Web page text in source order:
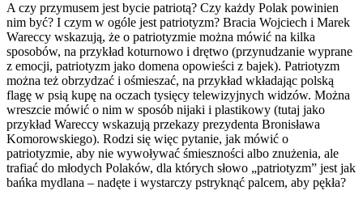
A czy przymusem jest bycie patriotą? Czy każdy Polak powinien
nim być? I czym w ogóle jest patriotyzm? Bracia Wojciech i Marek
Wareccy wskazują, że o patriotyzmie można mówić na kilka
sposobów, na przykład koturnowo i drętwo (przynudzanie wyprane
z emocji, patriotyzm jako domena opowieści z bajek). Patriotyzm
można też obrzydzać i ośmieszać, na przykład wkładając polską
flagę w psią kupę na oczach tysięcy telewizyjnych widzów. Można
wreszcie mówić o nim w sposób nijaki i plastikowy (tutaj jako
przykład Wareccy wskazują przekazy prezydenta Bronisława
Komorowskiego). Rodzi się więc pytanie, jak mówić o
patriotyzmie, aby nie wywoływać śmieszności albo znużenia, ale
trafiać do młodych Polaków, dla których słowo „patriotyzm” jest jak
bańka mydlana – nadęte i wystarczy pstryknąć palcem, aby pękła?